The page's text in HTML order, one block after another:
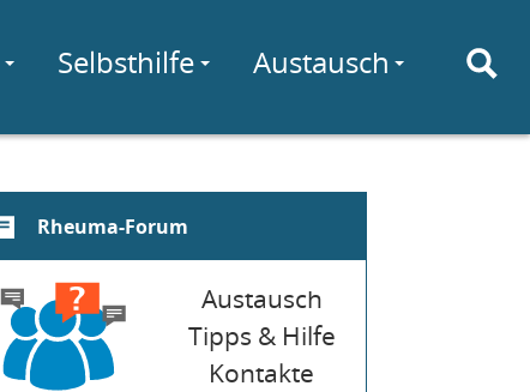
Selbsthilfe Austausch
Rheuma-Forum
Austausch
Tipps & Hilfe
Kontakte